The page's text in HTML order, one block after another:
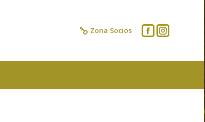
Zona Socios